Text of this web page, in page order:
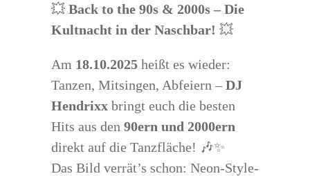
💥 Back to the 90s & 2000s – Die
Kultnacht in der Naschbar! 💥
Am 18.10.2025 heißt es wieder:
Tanzen, Mitsingen, Abfeiern – DJ
Hendrixx bringt euch die besten
Hits aus den 90ern und 2000ern
direkt auf die Tanzfläche! 🎶✨
Das Bild verrät’s schon: Neon-Style-